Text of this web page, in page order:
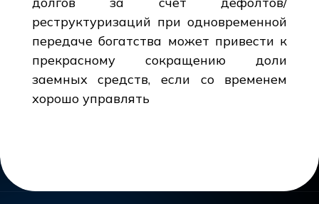
реструктуризаций при одновременной
передаче богатства может привести к
прекрасному сокращению доли
заемных средств, если со временем
хорошо управлять